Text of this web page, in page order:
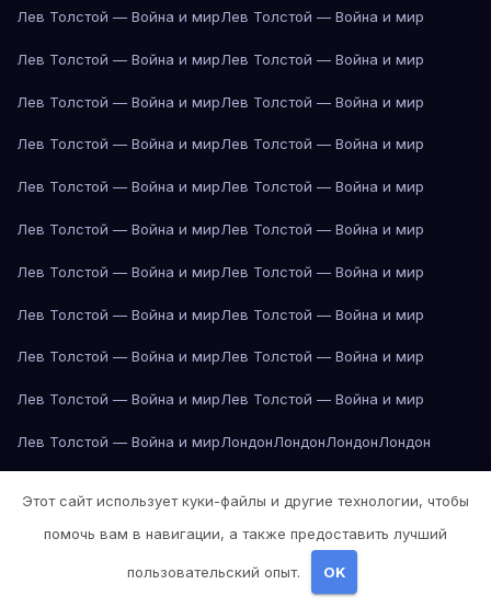
Лев Толстой — Война и мирЛев Толстой — Война и мир
Лев Толстой — Война и мирЛев Толстой — Война и мир
Лев Толстой — Война и мирЛев Толстой — Война и мир
Лев Толстой — Война и мирЛев Толстой — Война и мир
Лев Толстой — Война и мирЛев Толстой — Война и мир
Лев Толстой — Война и мирЛев Толстой — Война и мир
Лев Толстой — Война и мирЛев Толстой — Война и мир
Лев Толстой — Война и мирЛев Толстой — Война и мир
Лев Толстой — Война и мирЛев Толстой — Война и мир
Лев Толстой — Война и мирЛев Толстой — Война и мир
Лев Толстой — Война и мирЛондонЛондонЛондонЛондон
Лос-Анджелес
Лос-АнджелесЛос-АнджелесЛос-Анджелес
Этот сайт использует куки-файлы и другие технологии, чтобы
помочь вам в навигации, а также предоставить лучший
пользовательский опыт. OK